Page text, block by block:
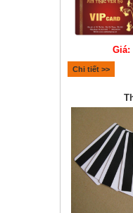
Chi tiết >>
Chi tiết >>